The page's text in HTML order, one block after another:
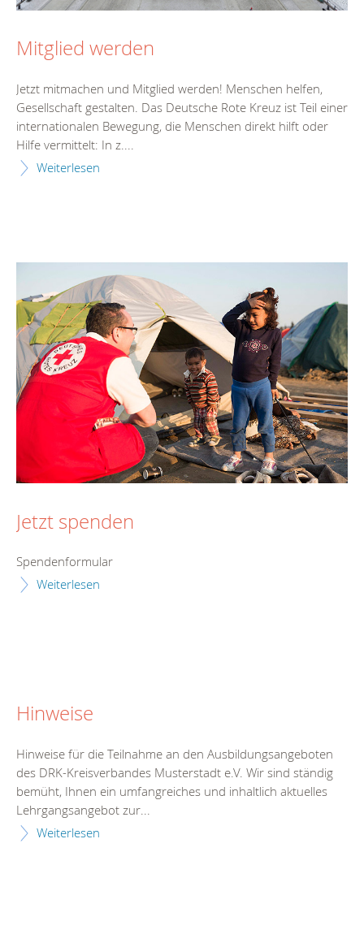
Mitglied werden
Jetzt mitmachen und Mitglied werden! Menschen helfen,
Gesellschaft gestalten. Das Deutsche Rote Kreuz ist Teil einer
internationalen Bewegung, die Menschen direkt hilft oder
Hilfe vermittelt: In z....
Weiterlesen
Jetzt spenden
Spendenformular
Weiterlesen
Hinweise
Hinweise für die Teilnahme an den Ausbildungsangeboten
des DRK-Kreisverbandes Musterstadt e.V. Wir sind ständig
bemüht, Ihnen ein umfangreiches und inhaltlich aktuelles
Lehrgangsangebot zur...
Weiterlesen